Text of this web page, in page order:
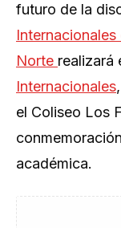
futuro de la
Norte realizará
Internacionales
el Coliseo Los
académica.